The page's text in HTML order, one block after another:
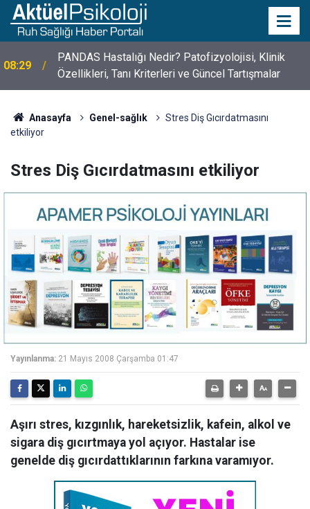
10:30
10 Mayıs Psikologlar Günü Nasıl Ortaya Çıktı? 10
Mayıs Tarihinin Hikayesi
Anasayfa Genel-sağlık
Stres Diş Gıcırdatmasını
etkiliyor
Stres Diş Gıcırdatmasını etkiliyor
Yayınlanma: 21 Mayıs 2008 Çarşamba 01:47
Aşırı stres, kızgınlık, hareketsizlik, kafein, alkol ve
sigara diş gıcırtmaya yol açıyor. Hastalar ise
genelde diş gıcırdattıklarının farkına varamıyor.